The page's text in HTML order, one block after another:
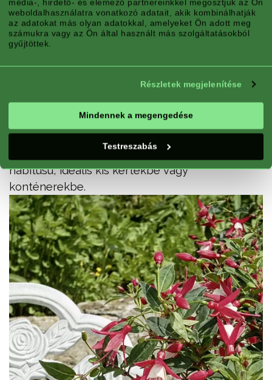
média-, hirdető- és elemező partnereinkkel megosztjuk az Ön
weboldalhasználatra vonatkozó adatait, akik kombinálhatják
az adatokat más olyan adatokkal, amelyeket Ön adott meg
számukra vagy az Ön által használt más szolgáltatásokból
gyűjtöttek.
Részletek megjelenítése
Mindennek a megengedése
Testreszabás
KOMPAKT
habitusú, ideális kis kertekbe vagy
konténerekbe.